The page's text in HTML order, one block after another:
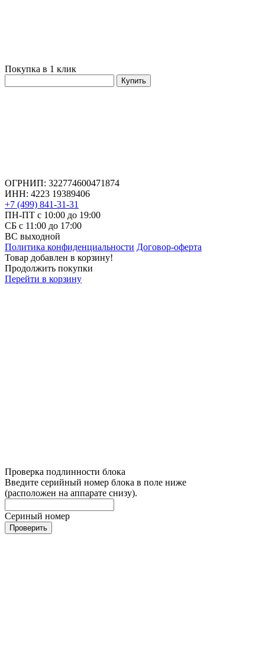
Покупка в 1 клик
Купить
ОГРНИП: 322774600471874
ИНН: 4223 19389406
+7 (499) 841-31-31
ПН-ПТ с 10:00 до 19:00
СБ c 11:00 до 17:00
ВС выходной
Политика конфиденциальности Договор-оферта
Товар добавлен в корзину!
Продолжить покупки
Перейти в корзину
Проверка подлинности блока
Введите серийный номер блока в поле ниже
(расположен на аппарате снизу).
Сериный номер
Проверить